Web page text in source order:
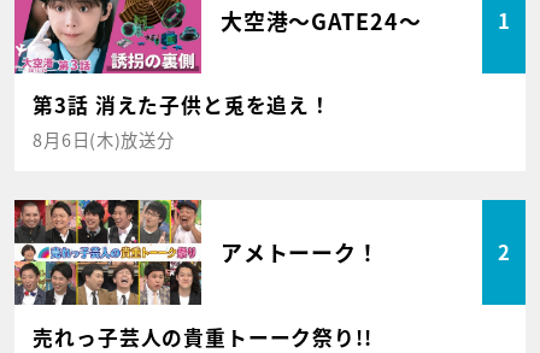
大空港～GATE24～ 1
第3話 消えた子供と兎を追え！
8月6日(木)放送分
アメトーーク！ 2
売れっ子芸人の貴重トーーク祭り!!